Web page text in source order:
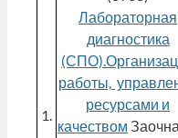
1.
Лабораторная
диагностика
работы,
ресурсами и
качеством